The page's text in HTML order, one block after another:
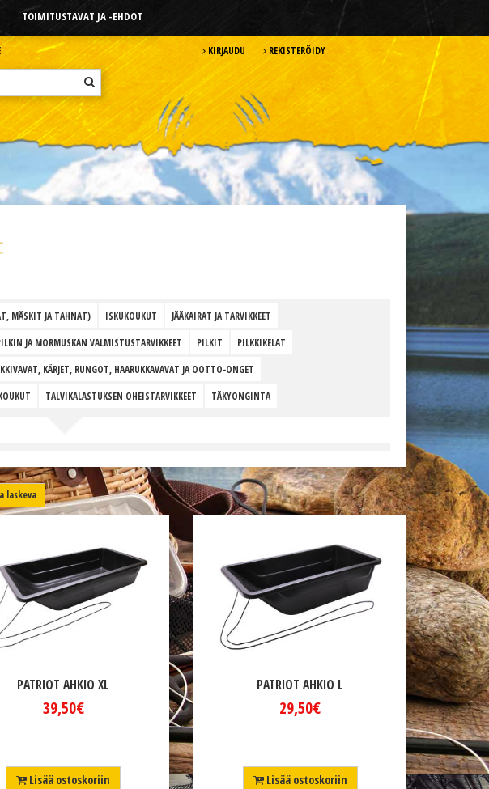
TOIMITUSTAVAT JA -EHDOT
KIRJAUDU REKISTERÖIDY
MÄSKIT JA TAHNAT) ISKUKOUKUT JÄÄKAIRAT JA TARVIKKEET
JA MORMUSKAN VALMISTUSTARVIKKEET PILKIT PILKKIKELAT
KÄRJET, RUNGOT, HAARUKKAVAVAT JA OOTTO-ONGET
TALVIKALASTUKSEN OHEISTARVIKKEET TÄKYONGINTA
laskeva
PATRIOT AHKIO XL
39,50€
Lisää ostoskoriin
PATRIOT AHKIO L
29,50€
Lisää ostoskoriin